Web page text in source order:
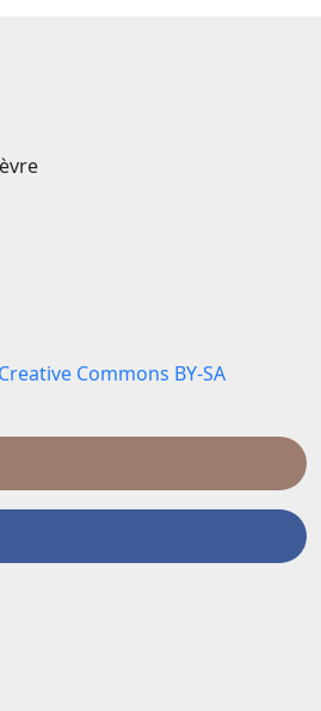
Commons BY-SA